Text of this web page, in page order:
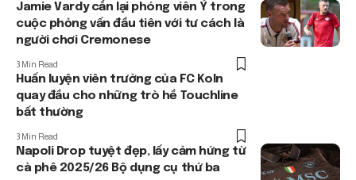
Jamie Vardy cắn lại phóng viên Ý trong
cuộc phỏng vấn đầu tiên với tư cách là
người chơi Cremonese
3 Min Read
Huấn luyện viên trưởng của FC Koln
quay đầu cho những trò hề Touchline
bất thường
3 Min Read
Napoli Drop tuyệt đẹp, lấy cảm hứng từ
cà phê 2025/26 Bộ dụng cụ thứ ba